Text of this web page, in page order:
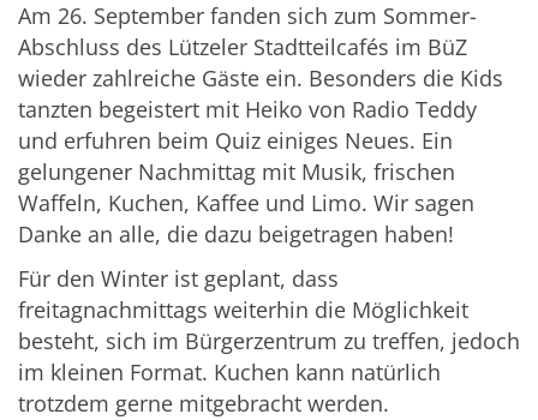
Am 26. September fanden sich zum Sommer-
Abschluss des Lützeler Stadtteilcafés im BüZ
wieder zahlreiche Gäste ein. Besonders die Kids
tanzten begeistert mit Heiko von Radio Teddy
und erfuhren beim Quiz einiges Neues. Ein
gelungener Nachmittag mit Musik, frischen
Waffeln, Kuchen, Kaffee und Limo. Wir sagen
Danke an alle, die dazu beigetragen haben!
Für den Winter ist geplant, dass
freitagnachmittags weiterhin die Möglichkeit
besteht, sich im Bürgerzentrum zu treffen, jedoch
im kleinen Format. Kuchen kann natürlich
trotzdem gerne mitgebracht werden.